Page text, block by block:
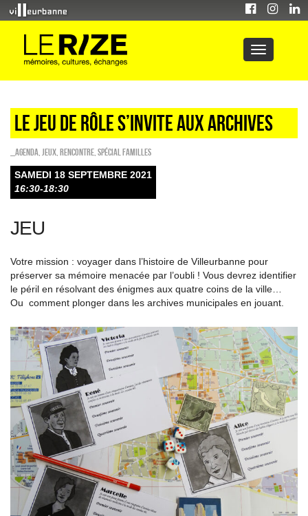
Le jeu de rôle s’invite aux archives
_Agenda Jeux Rencontre Spécial familles
SAMEDI 18 SEPTEMBRE 2021
16:30-18:30
JEU
Votre mission : voyager dans l’histoire de Villeurbanne pour
préserver sa mémoire menacée par l’oubli ! Vous devrez identifier
le péril en résolvant des énigmes aux quatre coins de la ville…
Ou comment plonger dans les archives municipales en jouant.